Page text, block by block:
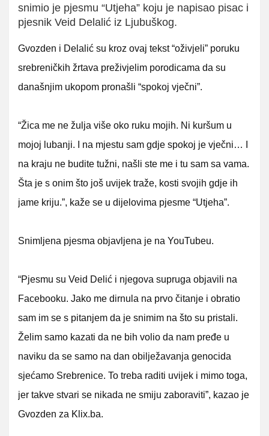
snimio je pjesmu “Utjeha” koju je napisao pisac i
pjesnik Veid Delalić iz Ljubuškog.
Gvozden i Delalić su kroz ovaj tekst “oživjeli” poruku
srebreničkih žrtava preživjelim porodicama da su
današnjim ukopom pronašli “spokoj vječni”.
“Žica me ne žulja više oko ruku mojih. Ni kuršum u
mojoj lubanji. I na mjestu sam gdje spokoj je vječni… I
na kraju ne budite tužni, našli ste me i tu sam sa vama.
Šta je s onim što još uvijek traže, kosti svojih gdje ih
jame kriju.”, kaže se u dijelovima pjesme “Utjeha”.
Snimljena pjesma objavljena je na YouTubeu.
“Pjesmu su Veid Delić i njegova supruga objavili na
Facebooku. Jako me dirnula na prvo čitanje i obratio
sam im se s pitanjem da je snimim na što su pristali.
Želim samo kazati da ne bih volio da nam pređe u
naviku da se samo na dan obilježavanja genocida
sjećamo Srebrenice. To treba raditi uvijek i mimo toga,
jer takve stvari se nikada ne smiju zaboraviti”, kazao je
Gvozden za Klix.ba.